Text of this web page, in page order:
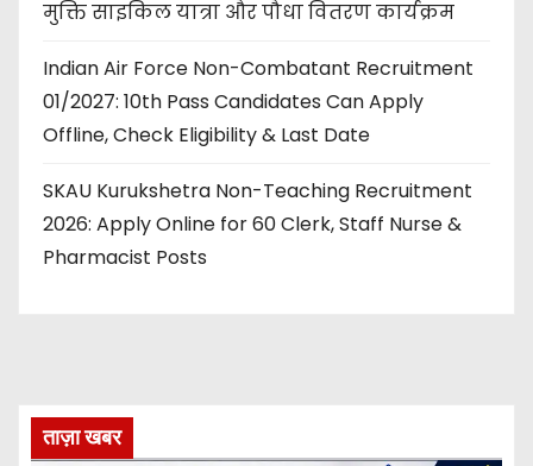
मुक्ति साइकिल यात्रा और पौधा वितरण कार्यक्रम
Indian Air Force Non-Combatant Recruitment
01/2027: 10th Pass Candidates Can Apply
Offline, Check Eligibility & Last Date
SKAU Kurukshetra Non-Teaching Recruitment
2026: Apply Online for 60 Clerk, Staff Nurse &
Pharmacist Posts
ताज़ा खबर